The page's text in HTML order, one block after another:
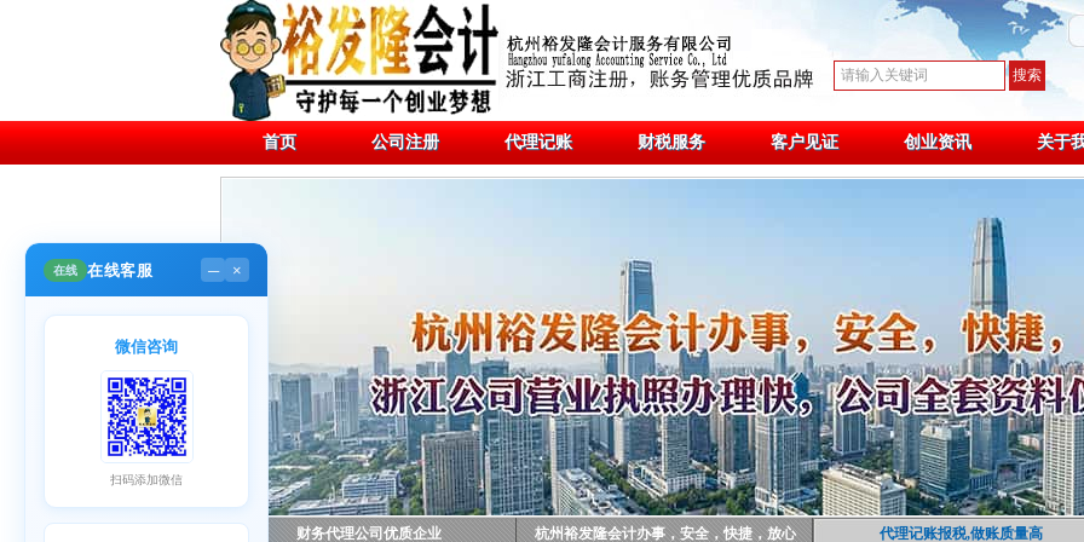
首页 公司注册 代理记账 财税服务 客户见证 创业资讯 关于
财务代理公司优质企业 杭州裕发隆会计办事，安全，快捷，放心 代理记账报税,做账质量高
在线 在线客服 ─ ×
微信咨询
扫码添加微信